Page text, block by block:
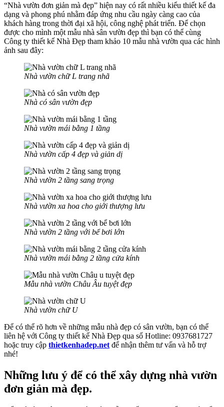
“Nhà vườn đơn giản mà đẹp” hiện nay có rất nhiều kiểu thiết kế đa
dạng và phong phú nhằm đáp ứng nhu cầu ngày càng cao của
khách hàng trong thời đại xã hội, công nghệ phát triển. Để chọn
được cho mình một mẫu nhà sân vườn đẹp thì bạn có thể cùng
Công ty thiết kế Nhà Đẹp tham khảo 10 mẫu nhà vườn qua các hình
ảnh sau đây:
Nhà vườn chữ L trang nhã
Nhà có sân vườn đẹp
Nhà vườn mái bằng 1 tầng
Nhà vườn cấp 4 đẹp và giản dị
Nhà vườn 2 tầng sang trọng
Nhà vườn xa hoa cho giới thượng lưu
Nhà vườn 2 tầng với bể bơi lớn
Nhà vườn mái bằng 2 tầng cửa kính
Mẫu nhà vườn Châu Âu tuyệt đẹp
Nhà vườn chữ U
Để có thể rõ hơn về những mẫu nhà đẹp có sân vườn, bạn có thể
liên hệ với Công ty thiết kế Nhà Đẹp qua số Hotline: 0937681727
hoặc truy cập thietkenhadep.net để nhận thêm tư vấn và hỗ trợ
nhé!
Những lưu ý để có thể xây dựng nhà vườn
đơn giản mà đẹp.